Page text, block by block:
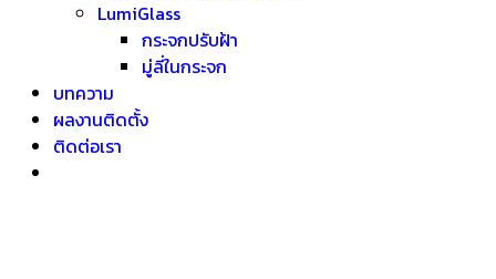
LumiGlass
กระจกปรับฝ้า
มู่ลี่ในกระจก
บทความ
ผลงานติดตั้ง
ติดต่อเรา